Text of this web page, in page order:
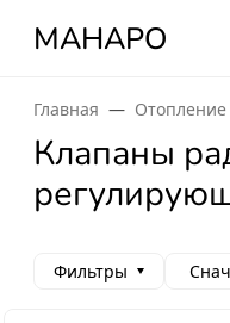
МАНАРО
Главная
Клапаны
Фильтры